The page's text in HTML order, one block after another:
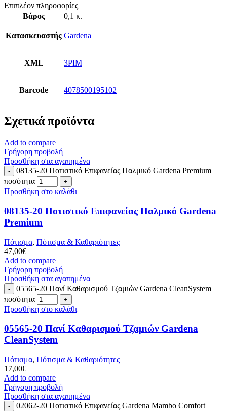
Επιπλέον πληροφορίες
Βάρος
0,1 κ.
Κατασκευαστής Gardena
XML 3PIM
Barcode 4078500195102
Σχετικά προϊόντα
Add to compare
Γρήγορη προβολή
Προσθήκη στα αγαπημένα
08135-20 Ποτιστικό Επιφανείας Παλμικό Gardena Premium
ποσότητα
Προσθήκη στο καλάθι
08135-20 Ποτιστικό Επιφανείας Παλμικό Gardena
Premium
Πότισμα, Πότισμα & Καθαριότητες
47,00€
Add to compare
Γρήγορη προβολή
Προσθήκη στα αγαπημένα
05565-20 Πανί Καθαρισμού Τζαμιών Gardena CleanSystem
ποσότητα
Προσθήκη στο καλάθι
05565-20 Πανί Καθαρισμού Τζαμιών Gardena
CleanSystem
Πότισμα, Πότισμα & Καθαριότητες
17,00€
Add to compare
Γρήγορη προβολή
Προσθήκη στα αγαπημένα
02062-20 Ποτιστικό Επιφανείας Gardena Mambo Comfort